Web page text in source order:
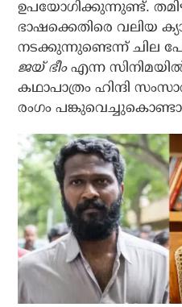
ഉപയോഗിക്കുന്നുണ്ട്.
ഭാഷക്കെതിരെ വലിയ
നടക്കുന്നുണ്ടെന്ന് ചില
ജയ് ഭീംഎന്ന സിനിമയില്‍
കഥാപാത്രം ഹിന്ദി
രംഗം